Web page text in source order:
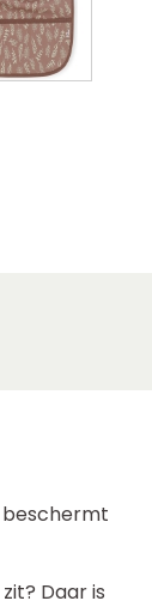
beschermt
Daar is